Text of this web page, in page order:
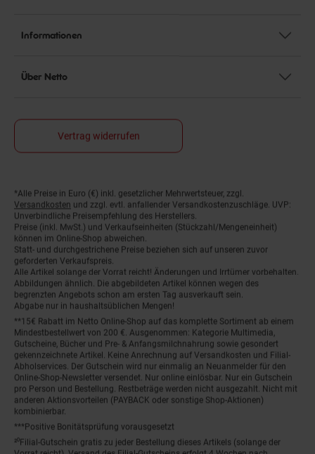
Informationen
Über Netto
Vertrag widerrufen
Fußnoten
*Alle Preise in Euro (€) inkl. gesetzlicher Mehrwertsteuer, zzgl.
Versandkosten und zzgl. evtl. anfallender Versandkostenzuschläge. UVP:
Unverbindliche Preisempfehlung des Herstellers.
Preise (inkl. MwSt.) und Verkaufseinheiten (Stückzahl/Mengeneinheit)
können im Online-Shop abweichen.
Statt- und durchgestrichene Preise beziehen sich auf unseren zuvor
geforderten Verkaufspreis.
Alle Artikel solange der Vorrat reicht! Änderungen und Irrtümer vorbehalten.
Abbildungen ähnlich. Die abgebildeten Artikel können wegen des
begrenzten Angebots schon am ersten Tag ausverkauft sein.
Abgabe nur in haushaltsüblichen Mengen!
**15€ Rabatt im Netto Online-Shop auf das komplette Sortiment ab einem
Mindestbestellwert von 200 €. Ausgenommen: Kategorie Multimedia,
Gutscheine, Bücher und Pre- & Anfangsmilchnahrung sowie gesondert
gekennzeichnete Artikel. Keine Anrechnung auf Versandkosten und Filial-
Abholservices. Der Gutschein wird nur einmalig an Neuanmelder für den
Online-Shop-Newsletter versendet. Nur online einlösbar. Nur ein Gutschein
pro Person und Bestellung. Restbeträge werden nicht ausgezahlt. Nicht mit
anderen Aktionsvorteilen (PAYBACK oder sonstige Shop-Aktionen)
kombinierbar.
***Positive Bonitätsprüfung vorausgesetzt
²⁰Filial-Gutschein gratis zu jeder Bestellung dieses Artikels (solange der